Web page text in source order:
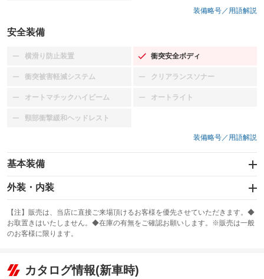
装備略号／用語解説
安全装備
横滑り防止装置
：装備なし 衝突安全ボディ
：装備あり
衝突被害軽減システム
：装備なし クリアランスソナー
：装備なし
オートマチックハイビーム
：装備なし オートライト
：装備なし
頸部衝撃緩和ヘッドレスト
：装備なし
装備略号／用語解説
基本装備
エアバッグ：運転席/助手席
：装備あり
：装備なし
サンルーフ
：装備なし ABS
リフトアップ
：装備なし
外装・内装
カーナビ
：装備なし
TV
：装備なし
ビジュアル
：装備なし
【注】販売は、当店に直接ご来場頂けるお客様を優先させていただきます。◆
お取置きはいたしません。◆在庫の有無をご確認お願いします。※販売は一般
のお客様に限ります。
カタログ情報(新車時)